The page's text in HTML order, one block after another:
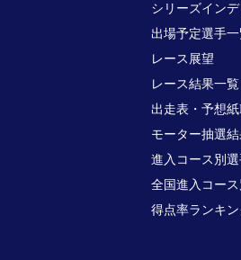
シリーズインデ
出場予定選手
レース展望
レース結果一覧
出走表・予想紙
モーター抽選
進入コース別
全国進入コー
得点率ランキ